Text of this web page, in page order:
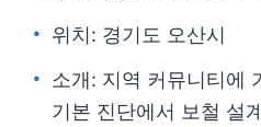
위치: 경기도 오산시
소개: 지역 커뮤니티에
기본 진단에서 보철 설